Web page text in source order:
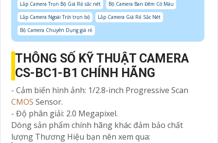
Lắp Camera Trọn Bộ Giá Rẻ sắc nét
Bộ Camera Ban Đêm Có Màu
Lắp Camera Ngoài Trời trọn bộ
Lắp Camera Giá Rẻ Sắc Nét
Bộ Camera Chuyên Dụng giá rẻ
THÔNG SỐ KỸ THUẬT CAMERA
CS-BC1-B1 CHÍNH HÃNG
- Cảm biến hình ảnh: 1/2.8-inch Progressive Scan
CMOS Sensor.
- Độ phân giải: 2.0 Megapixel.
Dòng sản phẩm chính hãng khác đảm bảo chất
lượng Thương Hiệu bạn nên xem qua: